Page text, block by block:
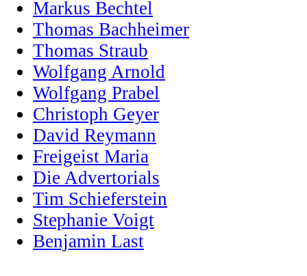
Markus Bechtel
Thomas Bachheimer
Thomas Straub
Wolfgang Arnold
Wolfgang Prabel
Christoph Geyer
David Reymann
Freigeist Maria
Die Advertorials
Tim Schieferstein
Stephanie Voigt
Benjamin Last